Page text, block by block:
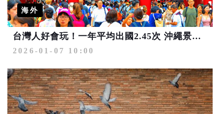
海外
台灣人好會玩！一年平均出國2.45次 沖繩景點訂單量年增幅超過1,600%
2026-01-07 10:00